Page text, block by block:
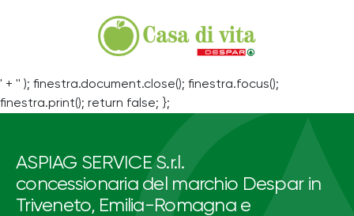
' + '' ); finestra.document.close(); finestra.focus();
finestra.print(); return false; };
ASPIAG SERVICE S.r.l.
concessionaria del marchio Despar in
Triveneto, Emilia-Romagna e